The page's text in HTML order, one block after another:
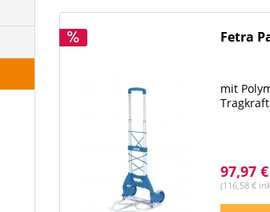
50 kg(1)
Fetra
mit
97,97 €
(116,58 €